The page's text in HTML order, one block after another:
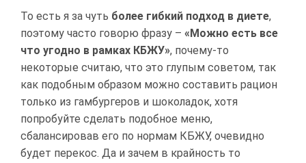
То есть я за чуть более гибкий подход в диете,
поэтому часто говорю фразу – «Можно есть все
что угодно в рамках КБЖУ», почему-то
некоторые считаю, что это глупым советом, так
как подобным образом можно составить рацион
только из гамбургеров и шоколадок, хотя
попробуйте сделать подобное меню,
сбалансировав его по нормам КБЖУ, очевидно
будет перекос. Да и зачем в крайность то